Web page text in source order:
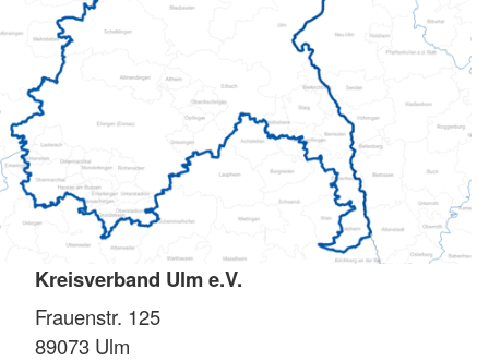
Kreisverband Ulm e.V.
Frauenstr. 125
89073 Ulm